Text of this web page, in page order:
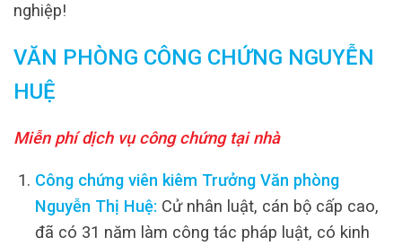
nghiệp!
VĂN PHÒNG CÔNG CHỨNG NGUYỄN
HUỆ
Miễn phí dịch vụ công chứng tại nhà
Công chứng viên kiêm Trưởng Văn phòng
Nguyễn Thị Huệ: Cử nhân luật, cán bộ cấp cao,
đã có 31 năm làm công tác pháp luật, có kinh